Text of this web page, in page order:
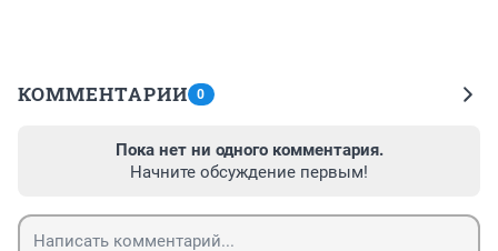
КОММЕНТАРИИ 0
Пока нет ни одного комментария.
Начните обсуждение первым!